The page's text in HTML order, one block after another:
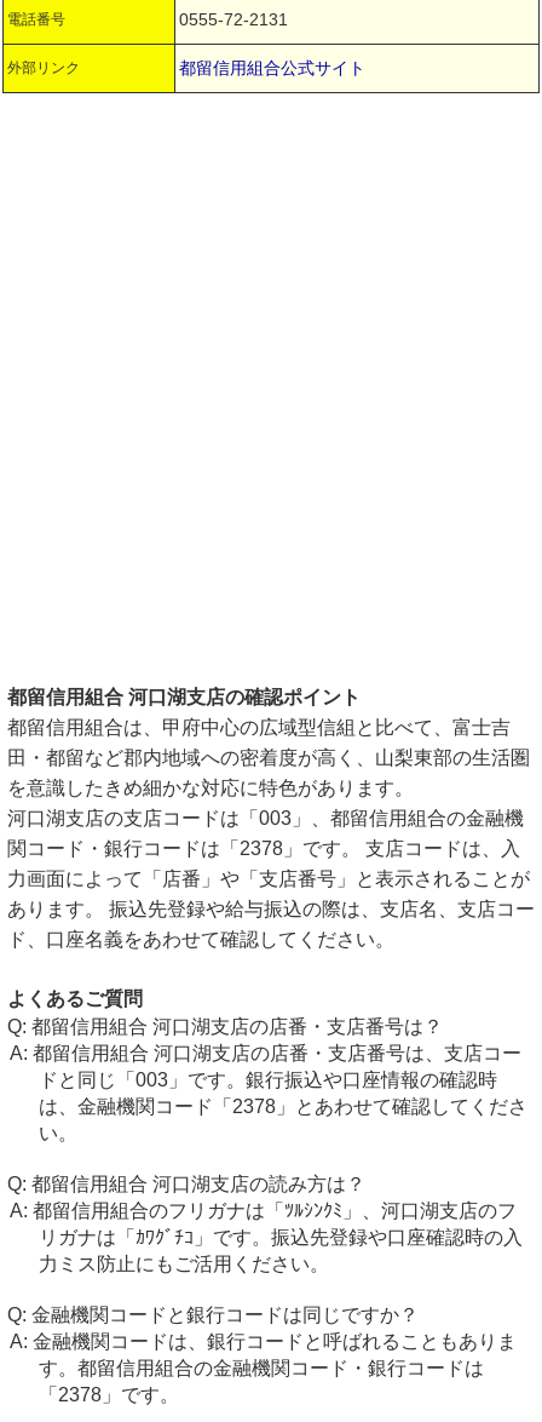
電話番号 0555-72-2131
外部リンク 都留信用組合公式サイト
都留信用組合 河口湖支店の確認ポイント
都留信用組合は、甲府中心の広域型信組と比べて、富士吉
田・都留など郡内地域への密着度が高く、山梨東部の生活圏
を意識したきめ細かな対応に特色があります。
河口湖支店の支店コードは「003」、都留信用組合の金融機
関コード・銀行コードは「2378」です。 支店コードは、入
力画面によって「店番」や「支店番号」と表示されることが
あります。 振込先登録や給与振込の際は、支店名、支店コー
ド、口座名義をあわせて確認してください。
よくあるご質問
都留信用組合 河口湖支店の店番・支店番号は？
都留信用組合 河口湖支店の店番・支店番号は、支店コー
ドと同じ「003」です。銀行振込や口座情報の確認時
は、金融機関コード「2378」とあわせて確認してくださ
い。
都留信用組合 河口湖支店の読み方は？
都留信用組合のフリガナは「ﾂﾙｼﾝｸﾐ」、河口湖支店のフ
リガナは「ｶﾜｸﾞﾁｺ」です。振込先登録や口座確認時の入
力ミス防止にもご活用ください。
金融機関コードと銀行コードは同じですか？
金融機関コードは、銀行コードと呼ばれることもありま
す。都留信用組合の金融機関コード・銀行コードは
「2378」です。